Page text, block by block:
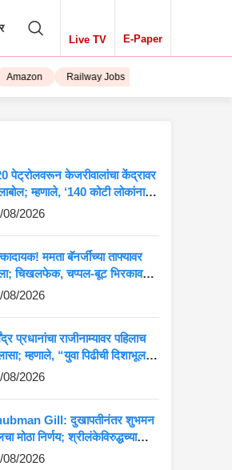
Live TV E-Paper
Railway Jobs
पेट्रोलवरून केजरीवालांचा केंद्रावर
म्हणाले, ‘140 कोटी लोकांना
करून…’
08/2026
ममता बॅनर्जींच्या ताफ्यावर
चिखलफेक, चप्पल-बूट भिरकावले,
खळबळ
08/2026
प्रधानांचा राजीनाम्यावर पहिलाच
म्हणाले, “युवा पिढीची दिशाभूल
आली”
08/2026
Gill: दुखापतीनंतर शुभमन
मोठा निर्णय; श्रीलंकेविरुद्धच्या
नेट्समध्ये उतरला!
08/2026